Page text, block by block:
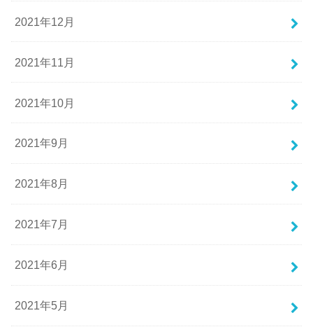
2021年12月
2021年11月
2021年10月
2021年9月
2021年8月
2021年7月
2021年6月
2021年5月